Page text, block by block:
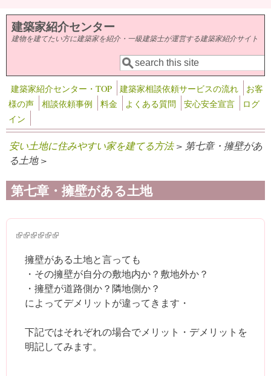
メインコンテンツに移動
建築家紹介センター
建物を建てたい方に建築家を紹介・一級建築士が運営する建築家紹介サイト
検索フォーム
検索
建築家紹介センター・TOP 建築家相談依頼サービスの流れ
お客
様の声
相談依頼事例 料金 よくある質問 安心安全宣言
ログ
イン
安い土地に住みやすい家を建てる方法> 第七章・擁壁があ
る土地 >
第七章・擁壁がある土地
(link is external)
(link is external)
(link is external)
(link is external)
(link is external)
(link is external)
擁壁がある土地と言っても
・その擁壁が自分の敷地内か？敷地外か？
・擁壁が道路側か？隣地側か？
によってデメリットが違ってきます・
下記ではそれぞれの場合でメリット・デメリットを
明記してみます。